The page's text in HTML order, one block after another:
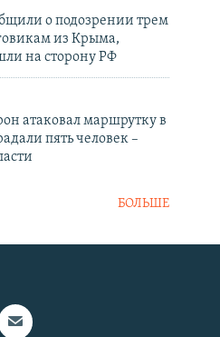
о подозрении трем
из Крыма,
на сторону РФ
атаковал маршрутку в
пять человек –
БОЛЬШЕ